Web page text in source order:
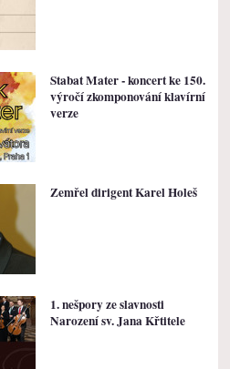
Stabat Mater - koncert ke 150.
výročí zkomponování klavírní
verze
Zemřel dirigent Karel Holeš
1. nešpory ze slavnosti
Narození sv. Jana Křtitele